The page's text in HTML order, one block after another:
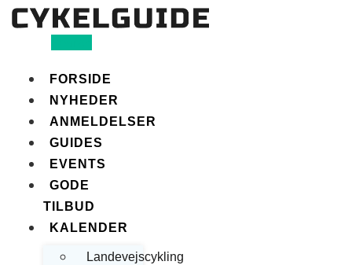
FORSIDE
NYHEDER
ANMELDELSER
GUIDES
EVENTS
GODE
TILBUD
KALENDER
Landevejscykling